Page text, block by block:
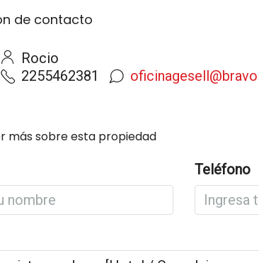
de contacto
Rocio
2255462381
más sobre esta propiedad
Teléfono